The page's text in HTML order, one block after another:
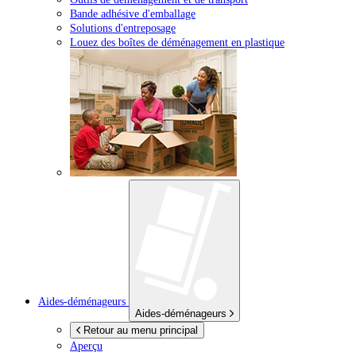
Bande adhésive d'emballage
Solutions d'entreposage
Louez des boîtes de déménagement en plastique
Aides-déménageurs
Aides-déménageurs
Retour au menu principal
Aperçu